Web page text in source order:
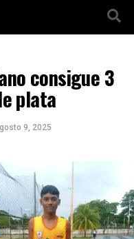
consigue 3
plata
9, 2025